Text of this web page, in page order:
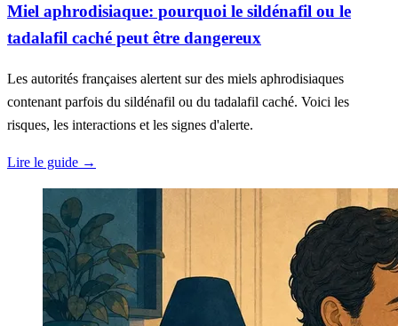
Miel aphrodisiaque: pourquoi le sildénafil ou le
tadalafil caché peut être dangereux
Les autorités françaises alertent sur des miels aphrodisiaques
contenant parfois du sildénafil ou du tadalafil caché. Voici les
risques, les interactions et les signes d'alerte.
Lire le guide →